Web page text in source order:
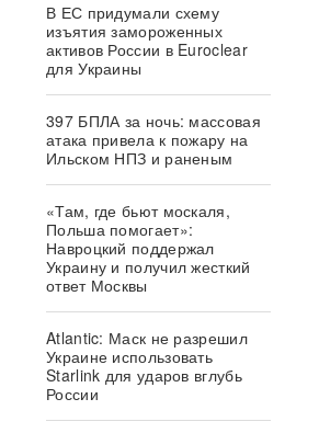
В ЕС придумали схему
изъятия замороженных
активов России в Euroclear
для Украины
397 БПЛА за ночь: массовая
атака привела к пожару на
Ильском НПЗ и раненым
«Там, где бьют москаля,
Польша помогает»:
Навроцкий поддержал
Украину и получил жесткий
ответ Москвы
Atlantic: Маск не разрешил
Украине использовать
Starlink для ударов вглубь
России